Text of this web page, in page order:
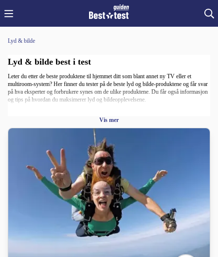
Lyd & bilde
Lyd & bilde best i test
Leter du etter de beste produktene til hjemmet ditt som blant annet ny TV eller et
multiroom-system? Her finner du tester på de beste lyd og bilde-produktene og får svar
på hva eksperter og forbrukere synes om de ulike produktene. Du får også informasjon
og tips på hvordan du maksimerer lyd og bildeopplevelsene.
Vis mer